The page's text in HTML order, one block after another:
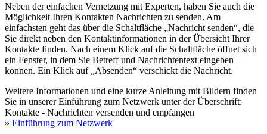
Neben der einfachen Vernetzung mit Experten, haben Sie auch die
Möglichkeit Ihren Kontakten Nachrichten zu senden. Am
einfachsten geht das über die Schaltfläche „Nachricht senden“, die
Sie direkt neben den Kontaktinformationen in der Übersicht Ihrer
Kontakte finden. Nach einem Klick auf die Schaltfläche öffnet sich
ein Fenster, in dem Sie Betreff und Nachrichtentext eingeben
können. Ein Klick auf „Absenden“ verschickt die Nachricht.
Weitere Informationen und eine kurze Anleitung mit Bildern finden
Sie in unserer Einführung zum Netzwerk unter der Überschrift:
Kontakte - Nachrichten versenden und empfangen
» Einführung zum Netzwerk